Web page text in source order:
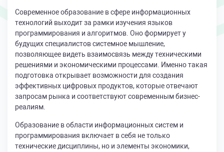
Современное образование в сфере информационных
технологий выходит за рамки изучения языков
программирования и алгоритмов. Оно формирует у
будущих специалистов системное мышление,
позволяющее видеть взаимосвязь между техническими
решениями и экономическими процессами. Именно такая
подготовка открывает возможности для создания
эффективных цифровых продуктов, которые отвечают
запросам рынка и соответствуют современным бизнес-
реалиям.
Образование в области информационных систем и
программирования включает в себя не только
технические дисциплины, но и элементы экономики,